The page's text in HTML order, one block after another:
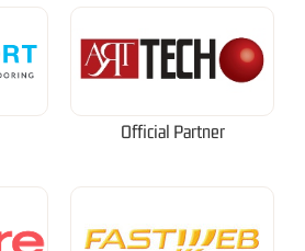
Official Partner